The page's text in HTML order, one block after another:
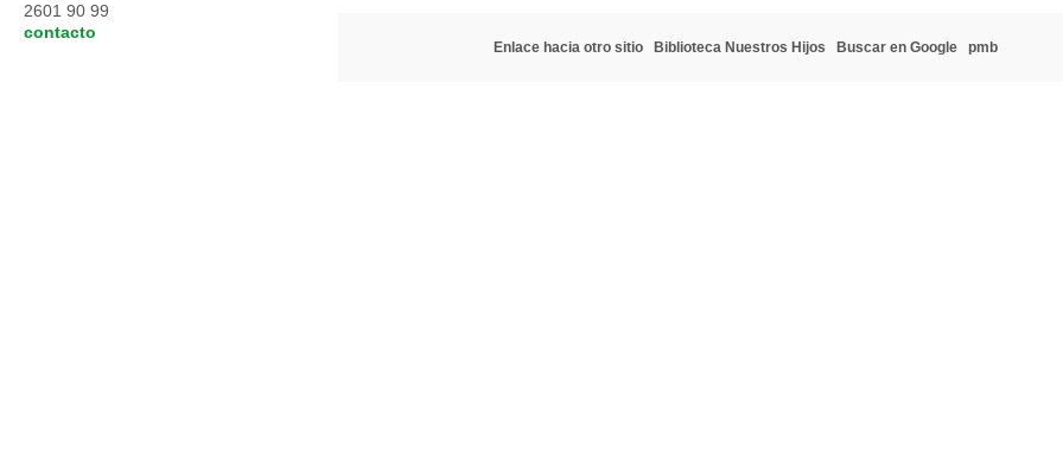
Enlace hacia otro sitio Biblioteca Nuestros Hijos Buscar en Google pmb
2601 90 99
contacto